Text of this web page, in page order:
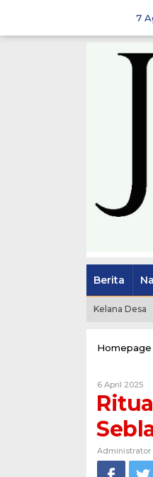
7
Berita
Kelana Desa
Homepage
6 April 2025
Administrator